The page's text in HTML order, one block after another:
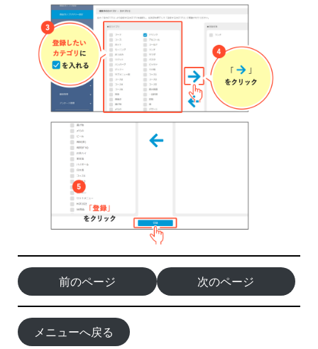
前のページ 次のページ
メニューへ戻る